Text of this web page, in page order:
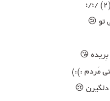
تو 😢
بِریده 😘
مَردم :):)
😢